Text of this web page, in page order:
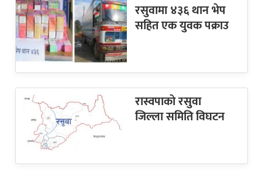
रसुवामा ४३६ थान भेप
सहित एक युवक पक्राउ
रास्वपाकाे रसुवा
जिल्ला समिति विघटन